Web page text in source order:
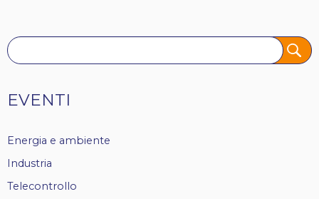
Tags
EVENTI
Energia e ambiente
Industria
Telecontrollo